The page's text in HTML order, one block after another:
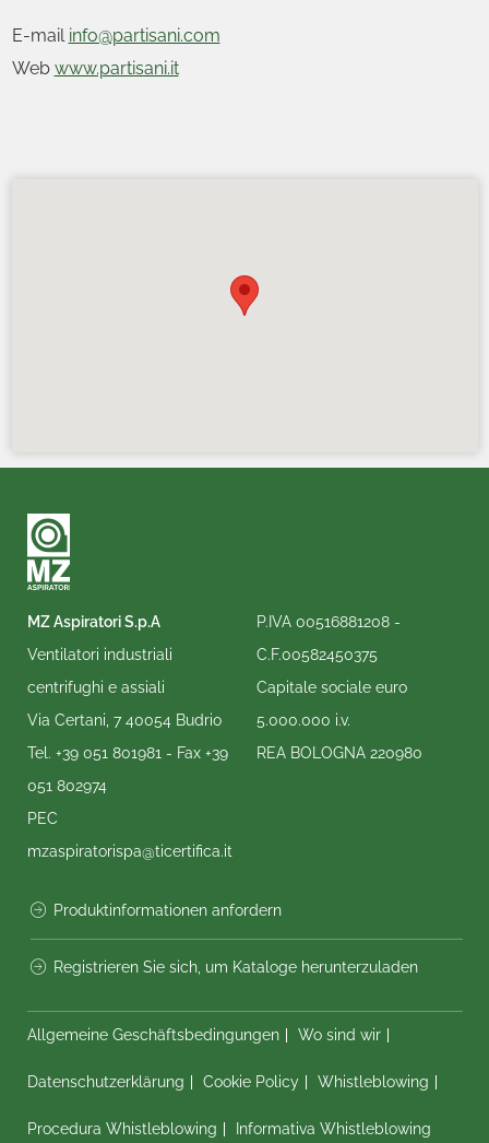
E-mail info@partisani.com
Web www.partisani.it
MZ Aspiratori S.p.A
Ventilatori industriali
centrifughi e assiali
Via Certani, 7 40054 Budrio
Tel. +39 051 801981 - Fax +39
051 802974
PEC
mzaspiratorispa@ticertifica.it
P.IVA 00516881208 -
C.F.00582450375
Capitale sociale euro
5.000.000 i.v.
REA BOLOGNA 220980
Produktinformationen anfordern
Registrieren Sie sich, um Kataloge herunterzuladen
Allgemeine Geschäftsbedingungen Wo sind wir
Datenschutzerklärung Cookie Policy Whistleblowing
Procedura Whistleblowing Informativa Whistleblowing